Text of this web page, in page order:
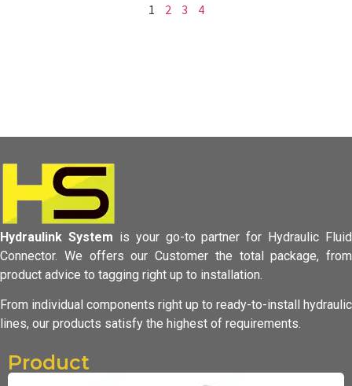
1 2 3 4
Hydraulink System is your go-to partner for Hydraulic Fluid
Connector. We offers our Customer the total package, from
product advice to tagging right up to installation.
From individual components right up to ready-to-install hydraulic
lines, our products satisfy the highest of requirements.
Product